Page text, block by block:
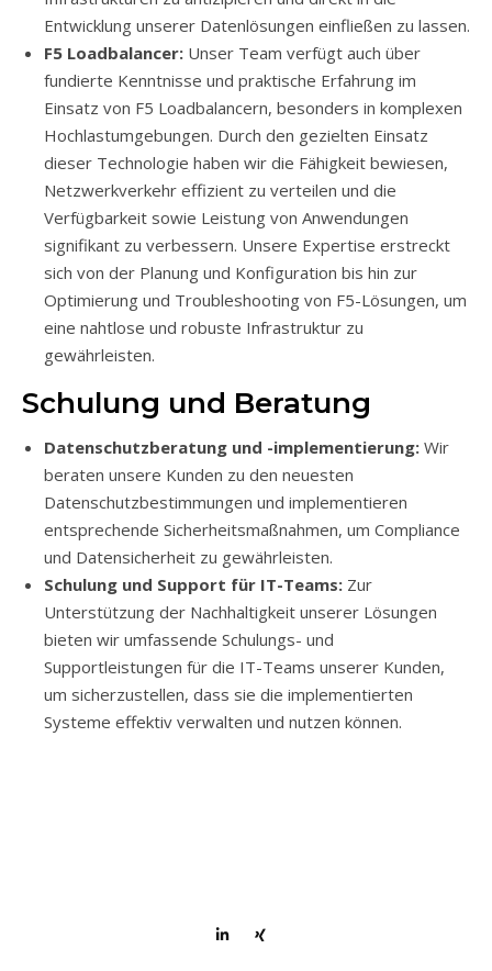
Entwicklung unserer Datenlösungen einfließen zu lassen.
F5 Loadbalancer: Unser Team verfügt auch über
fundierte Kenntnisse und praktische Erfahrung im
Einsatz von F5 Loadbalancern, besonders in komplexen
Hochlastumgebungen. Durch den gezielten Einsatz
dieser Technologie haben wir die Fähigkeit bewiesen,
Netzwerkverkehr effizient zu verteilen und die
Verfügbarkeit sowie Leistung von Anwendungen
signifikant zu verbessern. Unsere Expertise erstreckt
sich von der Planung und Konfiguration bis hin zur
Optimierung und Troubleshooting von F5-Lösungen, um
eine nahtlose und robuste Infrastruktur zu
gewährleisten.
Schulung und Beratung
Datenschutzberatung und -implementierung: Wir
beraten unsere Kunden zu den neuesten
Datenschutzbestimmungen und implementieren
entsprechende Sicherheitsmaßnahmen, um Compliance
und Datensicherheit zu gewährleisten.
Schulung und Support für IT-Teams: Zur
Unterstützung der Nachhaltigkeit unserer Lösungen
bieten wir umfassende Schulungs- und
Supportleistungen für die IT-Teams unserer Kunden,
um sicherzustellen, dass sie die implementierten
Systeme effektiv verwalten und nutzen können.